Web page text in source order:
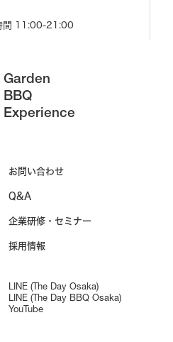
間 11:00-21:00
Garden
BBQ
Experience
お問い合わせ
Q&A
企業研修・セミナー
採用情報
LINE (The Day Osaka)
LINE (The Day BBQ Osaka)
YouTube